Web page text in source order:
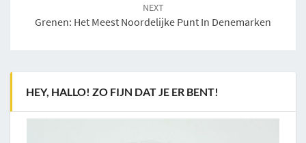
NEXT
Grenen: Het Meest Noordelijke Punt In Denemarken
HEY, HALLO! ZO FIJN DAT JE ER BENT!